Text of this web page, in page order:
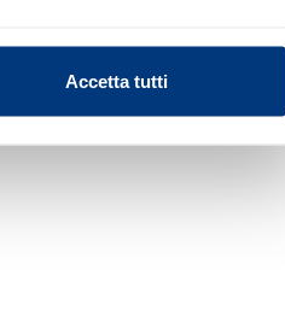
specifiche (impronte
Accetta tutti